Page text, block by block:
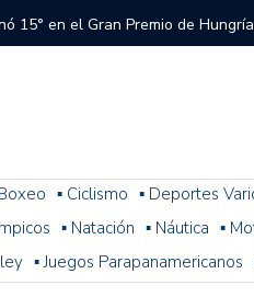
15° en el Gran Premio de
que el árbitro y el VAR no
del Interior Copa Zurich
posiciones y cómo sigue
y terminó 14° la última
▪ Ciclismo ▪ Deportes
▪ Natación ▪ Náutica ▪
▪ Juegos Parapanamericanos